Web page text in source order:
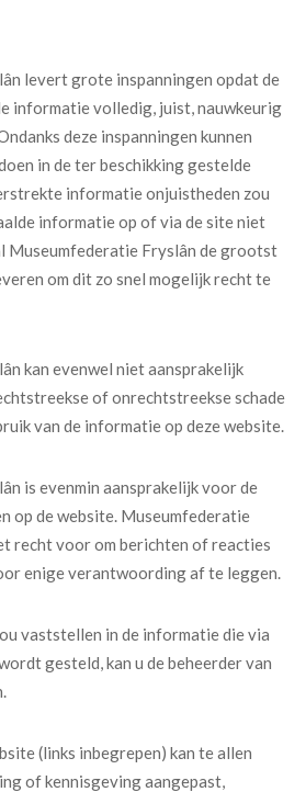
levert grote inspanningen opdat de
informatie volledig, juist, nauwkeurig
deze inspanningen kunnen
in de ter beschikking gestelde
informatie onjuistheden zou
informatie op of via de site niet
Museumfederatie Fryslân de grootst
om dit zo snel mogelijk recht te
kan evenwel niet aansprakelijk
of onrechtstreekse schade
van de informatie op deze website.
is evenmin aansprakelijk voor de
op de website. Museumfederatie
recht voor om berichten of reacties
enige verantwoording af te leggen.
vaststellen in de informatie die via
gesteld, kan u de beheerder van
(links inbegrepen) kan te allen
of kennisgeving aangepast,